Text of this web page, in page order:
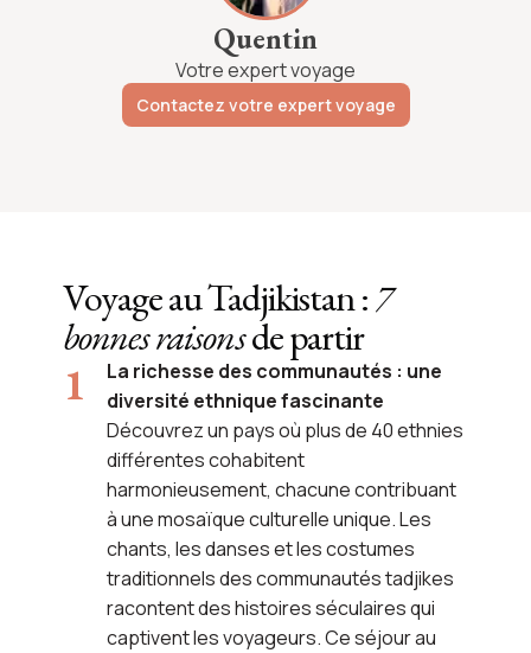
Quentin
Votre expert voyage
Contactez votre expert voyage
Voyage au Tadjikistan :7
bonnes raisonsde partir
La richesse des communautés : une
diversité ethnique fascinante
Découvrez un pays où plus de 40 ethnies
différentes cohabitent
harmonieusement, chacune contribuant
à une mosaïque culturelle unique. Les
chants, les danses et les costumes
traditionnels des communautés tadjikes
racontent des histoires séculaires qui
captivent les voyageurs. Ce séjour au